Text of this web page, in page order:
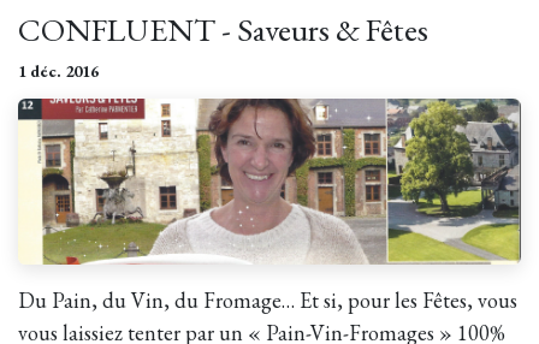
CONFLUENT - Saveurs & Fêtes
1 déc. 2016
Du Pain, du Vin, du Fromage… Et si, pour les Fêtes, vous
vous laissiez tenter par un « Pain-Vin-Fromages » 100%